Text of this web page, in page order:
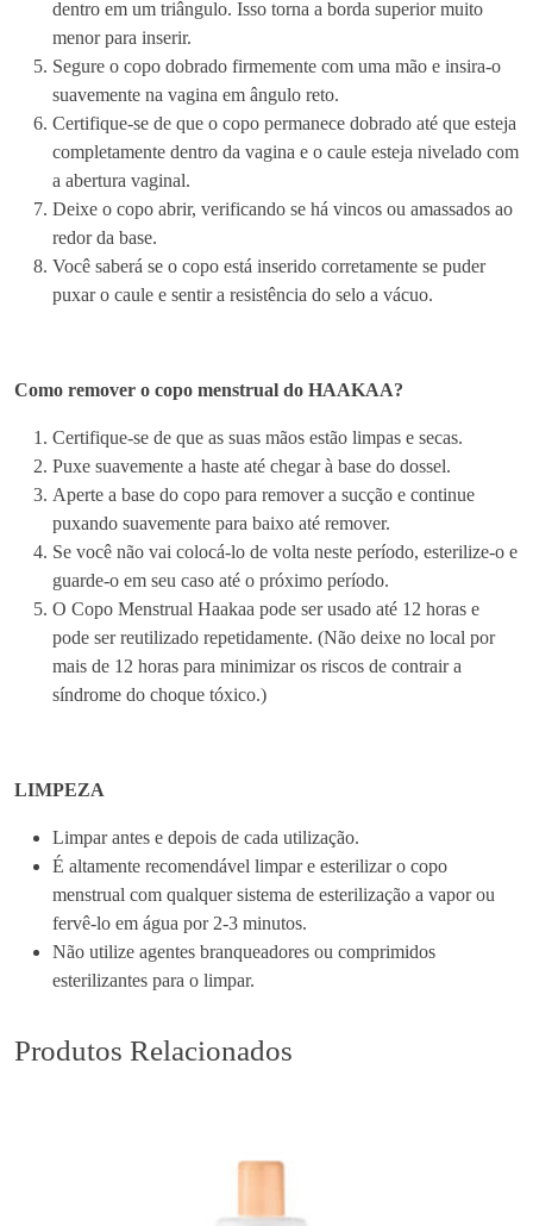
dentro em um triângulo. Isso torna a borda superior muito
menor para inserir.
Segure o copo dobrado firmemente com uma mão e insira-o
suavemente na vagina em ângulo reto.
Certifique-se de que o copo permanece dobrado até que esteja
completamente dentro da vagina e o caule esteja nivelado com
a abertura vaginal.
Deixe o copo abrir, verificando se há vincos ou amassados ao
redor da base.
Você saberá se o copo está inserido corretamente se puder
puxar o caule e sentir a resistência do selo a vácuo.
Como remover o copo menstrual do HAAKAA?
Certifique-se de que as suas mãos estão limpas e secas.
Puxe suavemente a haste até chegar à base do dossel.
Aperte a base do copo para remover a sucção e continue
puxando suavemente para baixo até remover.
Se você não vai colocá-lo de volta neste período, esterilize-o e
guarde-o em seu caso até o próximo período.
O Copo Menstrual Haakaa pode ser usado até 12 horas e
pode ser reutilizado repetidamente. (Não deixe no local por
mais de 12 horas para minimizar os riscos de contrair a
síndrome do choque tóxico.)
LIMPEZA
Limpar antes e depois de cada utilização.
É altamente recomendável limpar e esterilizar o copo
menstrual com qualquer sistema de esterilização a vapor ou
fervê-lo em água por 2-3 minutos.
Não utilize agentes branqueadores ou comprimidos
esterilizantes para o limpar.
Produtos Relacionados